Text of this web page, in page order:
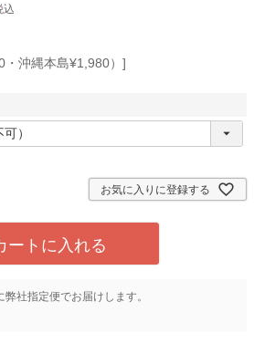
込
沖縄本島¥1,980）
お気に入りに登録する
ートに入れる
弊社指定便でお届けします。